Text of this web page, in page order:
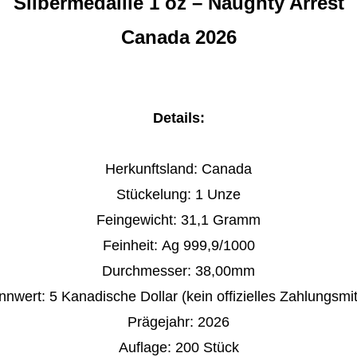
Canada 2026
Details:
Herkunftsland: Canada
Stückelung: 1 Unze
Feingewicht: 31,1 Gramm
Feinheit: Ag 999,9/1000
Durchmesser: 38,00mm
5 Kanadische Dollar (kein offizielles
Prägejahr: 2026
Auflage: 200 Stück